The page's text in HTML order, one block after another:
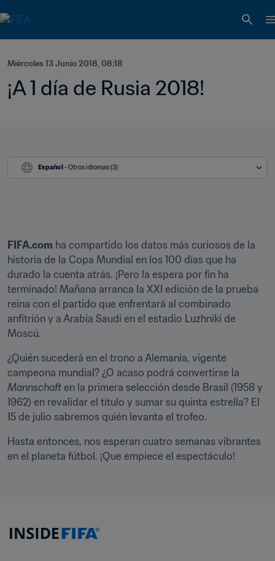
Miércoles 13 Junio 2018, 08:18
¡A 1 día de Rusia 2018!
Español - Otros idiomas (3)
FIFA.com ha compartido los datos más curiosos de la
historia de la Copa Mundial en los 100 días que ha
durado la cuenta atrás. ¡Pero la espera por fin ha
terminado! Mañana arranca la XXI edición de la prueba
reina con el partido que enfrentará al combinado
anfitrión y a Arabia Saudí en el estadio Luzhnikí de
Moscú.
¿Quién sucederá en el trono a Alemania, vigente
Mannschaft en la primera selección desde Brasil (1958 y
1962) en revalidar el título y sumar su quinta estrella? El
15 de julio sabremos quién levanta el trofeo.
Hasta entonces, nos esperan cuatro semanas vibrantes
en el planeta fútbol. ¡Que empiece el espectáculo!